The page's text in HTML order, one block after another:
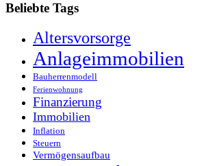
Beliebte Tags
Altersvorsorge
Anlageimmobilien
Bauherrenmodell
Ferienwohnung
Finanzierung
Immobilien
Inflation
Steuern
Vermögensaufbau